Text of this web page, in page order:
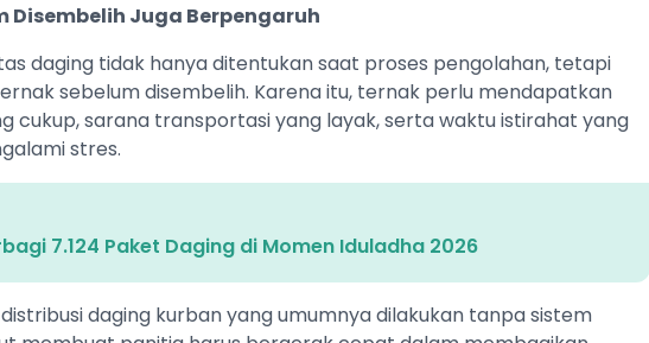
Disembelih Juga Berpengaruh
daging tidak hanya ditentukan saat proses pengolahan, tetapi
sebelum disembelih. Karena itu, ternak perlu mendapatkan
cukup, sarana transportasi yang layak, serta waktu istirahat yang
stres.
7.124 Paket Daging di Momen Iduladha 2026
daging kurban yang umumnya dilakukan tanpa sistem